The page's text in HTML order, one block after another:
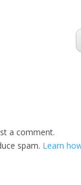
a comment.
spam. Learn